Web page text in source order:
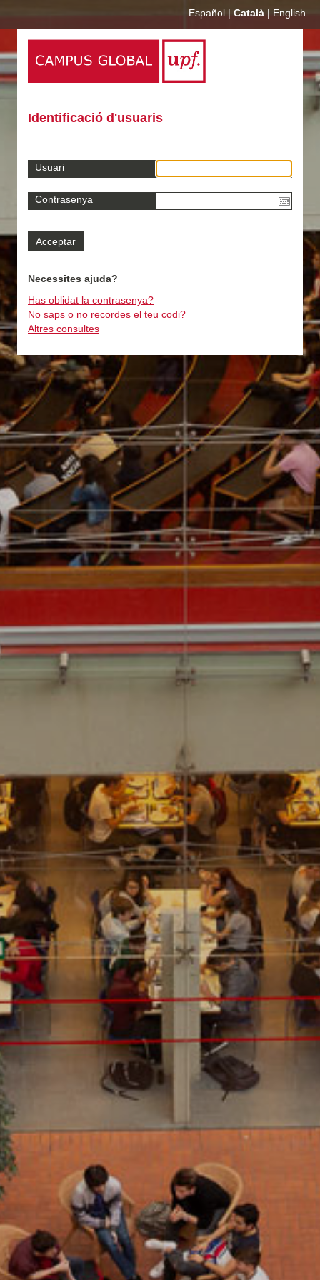
Español | Català | English
Identificació d'usuaris
Usuari
Contrasenya
Necessites ajuda?
Has oblidat la contrasenya?
No saps o no recordes el teu codi?
Altres consultes